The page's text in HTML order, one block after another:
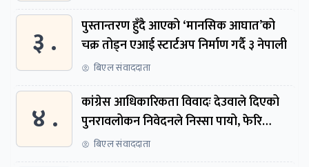
३ .
पुस्तान्तरण हुँदै आएको ‘मानसिक आघात’को
चक्र तोड्न एआई स्टार्टअप निर्माण गर्दै ३ नेपाली
बिएल संवाददाता
४ .
कांग्रेस आधिकारिकता विवादः देउवाले दिएको
पुनरावलोकन निवेदनले निस्सा पायो, फेरि
सुरुदेखि सुनुवाइ हुने
बिएल संवाददाता